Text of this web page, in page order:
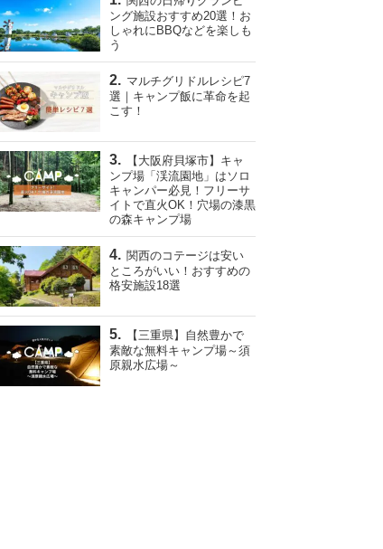
ング施設おすすめ20選！お
しゃれにBBQなどを楽しも
う
マルチグリドルレシピ7
選｜キャンプ飯に革命を起
こす！
【大阪府貝塚市】キャ
ンプ場「渓流園地」はソロ
キャンパー必見！フリーサ
イトで直火OK！穴場の漆黒
の森キャンプ場
関西のコテージは安い
ところがいい！おすすめの
格安施設18選
【三重県】自然豊かで
素敵な無料キャンプ場～須
原親水広場～